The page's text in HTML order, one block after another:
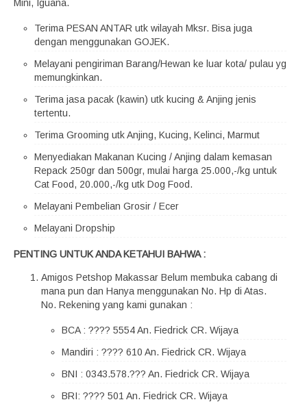
Mini, Iguana.
Terima PESAN ANTAR utk wilayah Mksr. Bisa juga
dengan menggunakan GOJEK.
Melayani pengiriman Barang/Hewan ke luar kota/ pulau yg
memungkinkan.
Terima jasa pacak (kawin) utk kucing & Anjing jenis
tertentu.
Terima Grooming utk Anjing, Kucing, Kelinci, Marmut
Menyediakan Makanan Kucing / Anjing dalam kemasan
Repack 250gr dan 500gr, mulai harga 25.000,-/kg untuk
Cat Food, 20.000,-/kg utk Dog Food.
Melayani Pembelian Grosir / Ecer
Melayani Dropship
PENTING UNTUK ANDA KETAHUI BAHWA :
Amigos Petshop Makassar Belum membuka cabang di
mana pun dan Hanya menggunakan No. Hp di Atas.
No. Rekening yang kami gunakan :
BCA : ???? 5554 An. Fiedrick CR. Wijaya
Mandiri : ???? 610 An. Fiedrick CR. Wijaya
BNI : 0343.578.??? An. Fiedrick CR. Wijaya
BRI: ???? 501 An. Fiedrick CR. Wijaya